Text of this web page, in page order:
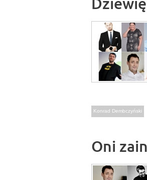
Konrad Dembczyński
Oni